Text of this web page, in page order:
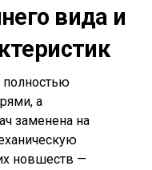
вида и
полностью
а
заменена на
новшеств —